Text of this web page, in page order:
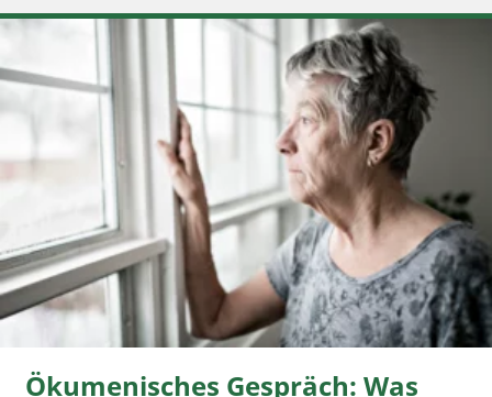
Ökumenisches Gespräch: Was